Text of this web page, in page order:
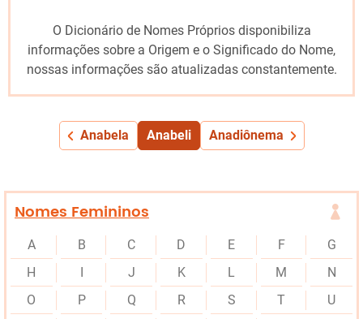
O Dicionário de Nomes Próprios disponibiliza
informações sobre a Origem e o Significado do Nome,
nossas informações são atualizadas constantemente.
Anabela Anabeli Anadiônema
Nomes Femininos
A B C D E F
G
H
J K L M
N
O
P Q R S T
U